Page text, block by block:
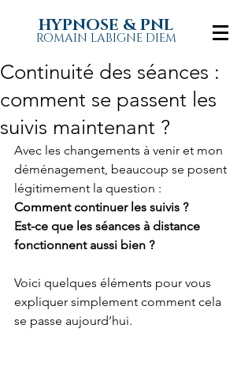
HYPNOSE & PNL
ROMAIN LABIGNE DIEM
Continuité des séances :
comment se passent les
suivis maintenant ?
Avec les changements à venir et mon
déménagement, beaucoup se posent
légitimement la question :
Comment continuer les suivis ?
Est-ce que les séances à distance
fonctionnent aussi bien ?
Voici quelques éléments pour vous
expliquer simplement comment cela
se passe aujourd’hui.